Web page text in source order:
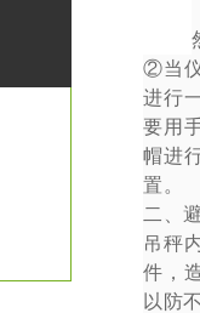
②当
进行
要用
帽进
置。
二、
吊秤
件，
以防